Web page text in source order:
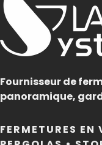
Fournisseur de
panoramique,
FERMETURES EN